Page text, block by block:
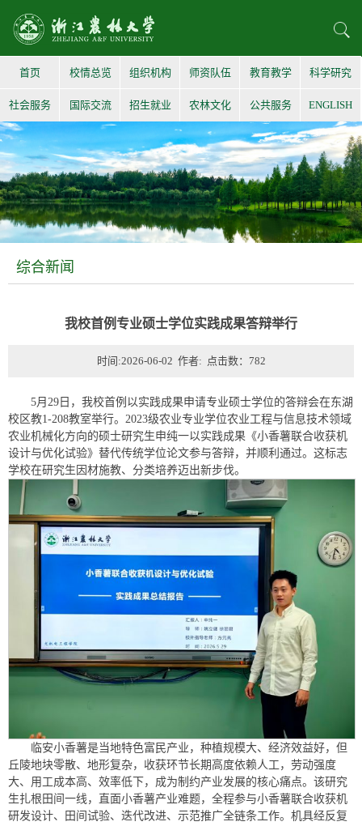
首页 校情总览 组织机构 师资队伍 教育教学 科学研究
社会服务 国际交流 招生就业 农林文化 公共服务 ENGLISH
综合新闻
我校首例专业硕士学位实践成果答辩举行
时间:2026-06-02 作者: 点击数： 782
5月29日，我校首例以实践成果申请专业硕士学位的答辩会在东湖
校区教1-208教室举行。2023级农业专业学位农业工程与信息技术领域
农业机械化方向的硕士研究生申纯一以实践成果《小香薯联合收获机
设计与优化试验》替代传统学位论文参与答辩，并顺利通过。这标志
学校在研究生因材施教、分类培养迈出新步伐。
临安小香薯是当地特色富民产业，种植规模大、经济效益好，但
丘陵地块零散、地形复杂，收获环节长期高度依赖人工，劳动强度
大、用工成本高、效率低下，成为制约产业发展的核心痛点。该研究
生扎根田间一线，直面小香薯产业难题，全程参与小香薯联合收获机
研发设计、田间试验、迭代改进、示范推广全链条工作。机具经反复